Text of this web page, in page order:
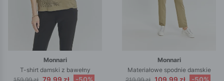
Monnari
T-shirt damski z bawełny
Monnari
Materiałowe spodnie damskie